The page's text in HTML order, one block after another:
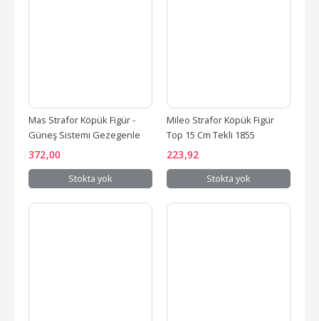
Mas Strafor Köpük Figür -
Güneş Sistemi Gezegenle
372,00
Stokta yok
Mileo Strafor Köpük Figür
Top 15 Cm Tekli 1855
223,92
Stokta yok